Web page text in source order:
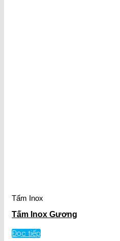
Tấm Inox
Tấm Inox Gương
Đọc tiếp